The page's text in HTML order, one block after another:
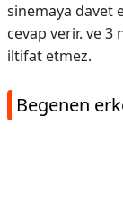
sinemaya davet
cevap verir. ve 3
iltifat etmez.
Begenen